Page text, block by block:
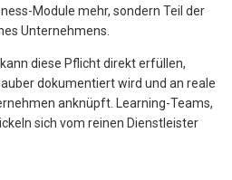
Module mehr, sondern Teil der
Unternehmens.
diese Pflicht direkt erfüllen,
dokumentiert wird und an reale
anknüpft. Learning-Teams,
sich vom reinen Dienstleister